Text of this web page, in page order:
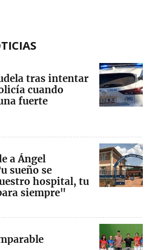
tras intentar
cuando
fuerte
a Ángel
sueño se
hospital, tu
siempre"